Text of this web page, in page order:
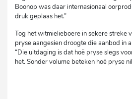
Boonop was daar internasionaal
druk geplaas het.”
Tog het witmielieboere in sekere streke
pryse aangesien droogte die aanbod in
“Die uitdaging is dat hoë pryse slegs
het. Sonder volume beteken hoë pryse